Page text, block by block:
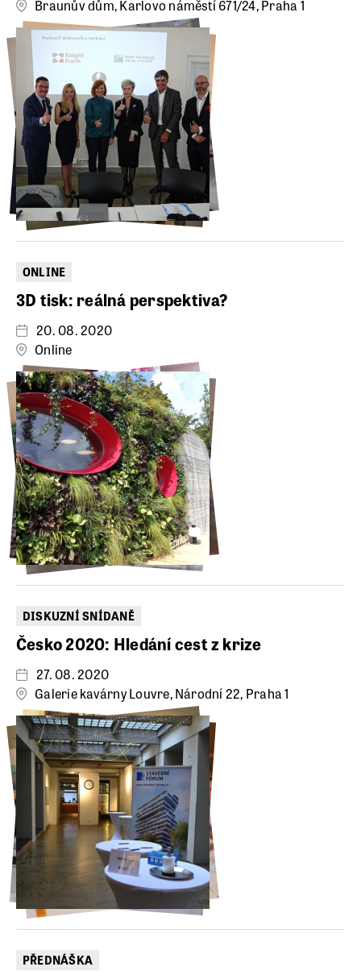
Braunův dům, Karlovo náměstí 671/24, Praha 1
ONLINE
3D tisk: reálná perspektiva?
20. 08. 2020
Online
DISKUZNÍ SNÍDANĚ
Česko 2020: Hledání cest z krize
27. 08. 2020
Galerie kavárny Louvre, Národní 22, Praha 1
PŘEDNÁŠKA